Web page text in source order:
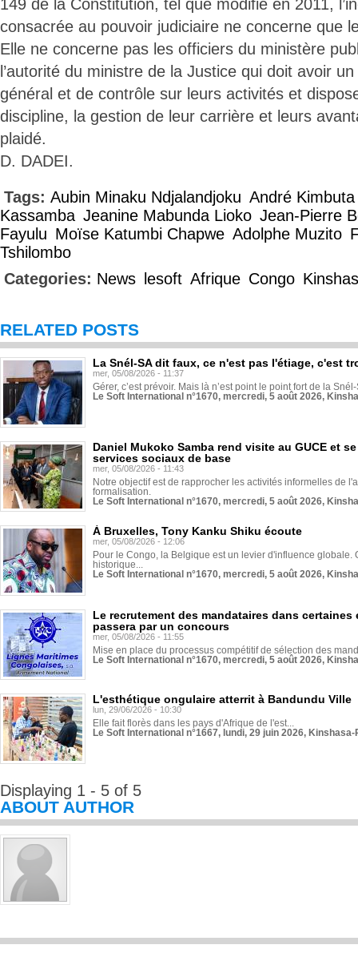
149 de la Constitution, tel que modifié en 2011,
consacrée au pouvoir judiciaire ne concerne que
Elle ne concerne pas les officiers du ministère
l’autorité du ministre de la Justice qui doit avoir
général et de contrôle sur leurs activités et
discipline, la gestion de leur carrière et leurs
plaidé.
D. DADEI.
Tags: Aubin Minaku Ndjalandjoku André
Kassamba Jeanine Mabunda Lioko Jean-Pierre
Fayulu Moïse Katumbi Chapwe Adolphe Muzito
Tshilombo
Categories: News lesoft Afrique Congo
RELATED POSTS
La Snél-SA dit faux, ce n'est pas l'étiage, c'est
mer, 05/08/2026 - 11:37
Gérer, c’est prévoir. Mais là n’est point le point fort de la
Le Soft International n°1670, mercredi, 5 août 2026,
Daniel Mukoko Samba rend visite au GUCE et
services sociaux de base
mer, 05/08/2026 - 11:43
Notre objectif est de rapprocher les activités informelles de
formalisation.
Le Soft International n°1670, mercredi, 5 août 2026,
À Bruxelles, Tony Kanku Shiku écoute
mer, 05/08/2026 - 12:06
Pour le Congo, la Belgique est un levier d'influence globale.
historique...
Le Soft International n°1670, mercredi, 5 août 2026,
Le recrutement des mandataires dans
passera par un concours
mer, 05/08/2026 - 11:55
Mise en place du processus compétitif de sélection des
Le Soft International n°1670, mercredi, 5 août 2026,
L'esthétique ongulaire atterrit à Bandundu Ville
lun, 29/06/2026 - 10:30
Elle fait florès dans les pays d'Afrique de l'est...
Le Soft International n°1667, lundi, 29 juin 2026,
Displaying 1 - 5 of 5
ABOUT AUTHOR